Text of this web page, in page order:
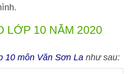
LỚP 10 NĂM 2020
10 môn Văn Sơn La như sau: